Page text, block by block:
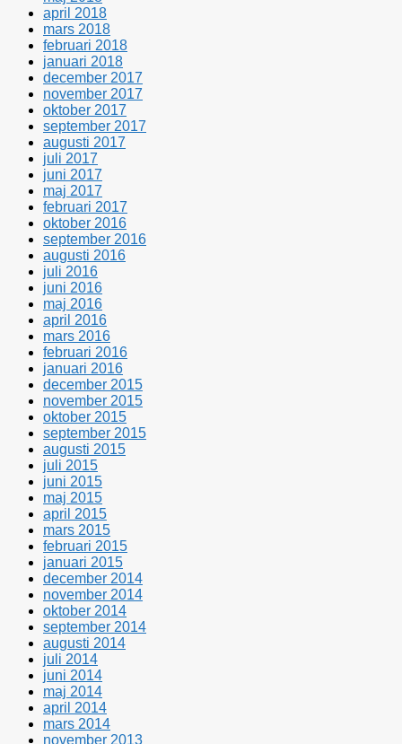
april 2018
mars 2018
februari 2018
januari 2018
december 2017
november 2017
oktober 2017
september 2017
augusti 2017
juli 2017
juni 2017
maj 2017
februari 2017
oktober 2016
september 2016
augusti 2016
juli 2016
juni 2016
maj 2016
april 2016
mars 2016
februari 2016
januari 2016
december 2015
november 2015
oktober 2015
september 2015
augusti 2015
juli 2015
juni 2015
maj 2015
april 2015
mars 2015
februari 2015
januari 2015
december 2014
november 2014
oktober 2014
september 2014
augusti 2014
juli 2014
juni 2014
maj 2014
april 2014
mars 2014
november 2013